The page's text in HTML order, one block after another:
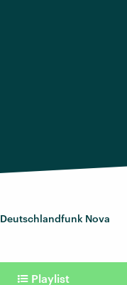
Deutschlandfunk Nova
Playlist